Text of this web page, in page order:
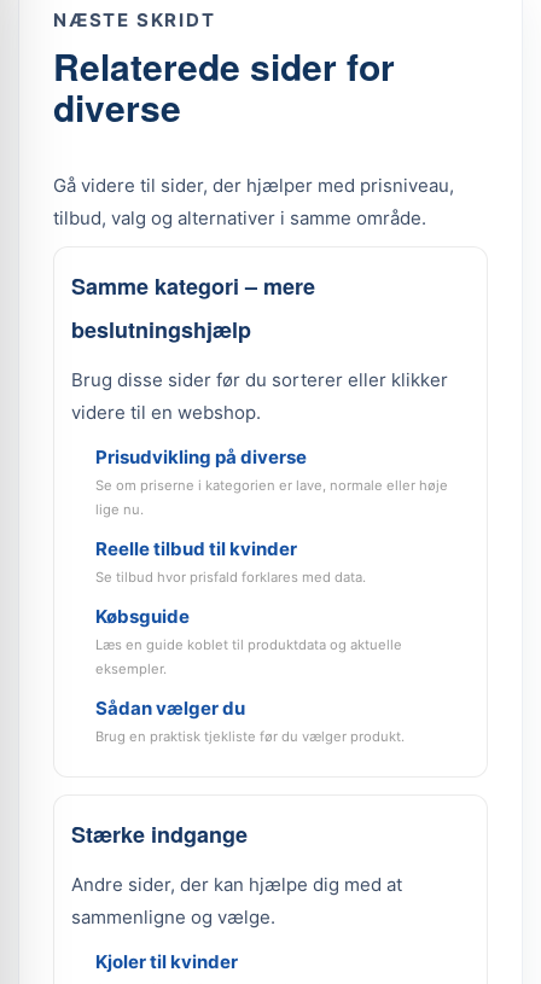
NÆSTE SKRIDT
Relaterede sider for
diverse
Gå videre til sider, der hjælper med prisniveau,
tilbud, valg og alternativer i samme område.
Samme kategori – mere
beslutningshjælp
Brug disse sider før du sorterer eller klikker
videre til en webshop.
Prisudvikling på diverse
Se om priserne i kategorien er lave, normale eller høje
lige nu.
Reelle tilbud til kvinder
Se tilbud hvor prisfald forklares med data.
Købsguide
Læs en guide koblet til produktdata og aktuelle
eksempler.
Sådan vælger du
Brug en praktisk tjekliste før du vælger produkt.
Stærke indgange
Andre sider, der kan hjælpe dig med at
sammenligne og vælge.
Kjoler til kvinder